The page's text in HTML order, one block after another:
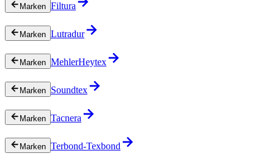
Marken Filtura
Marken Lutradur
Marken MehlerHeytex
Marken Soundtex
Marken Tacnera
Marken Terbond-Texbond